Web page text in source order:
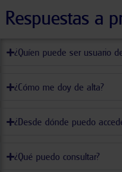
Respuestas a
¿Quíen puede ser usuario
¿Cómo me doy de alta?
¿Desde dónde puedo
¿Qué puedo consultar?